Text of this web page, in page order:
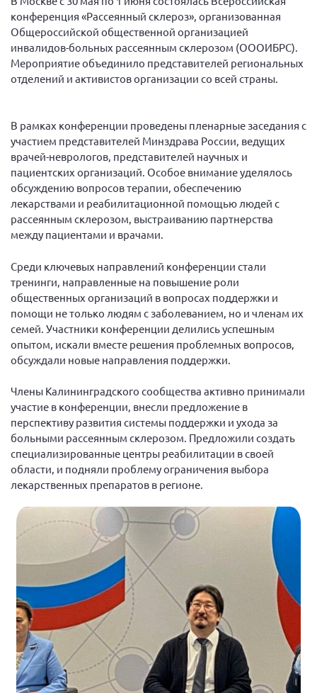
Отдел международных отношений
Вице-президент Черненко Д.Е.
Вице-президент Валюх М.В.
Вице-президент Чернова А.В.
Вице-президент Груба Л.В.
Главный бухгалтер Жаворонкова Г.М.
Конференция ОООИБРС 2026
Конференция ОООИБРС 2025
Экспертный совет ОООИБРС 2025
Конференция ОООИБРС 2024
Конференция ОООИБРС 2022
Конференция ОООИБРС 2021
Конференция ВСЭ 2021
Конференция ОООИБРС 2020
Документы съездов
Первый съезд
Второй съезд
Третий съезд
Четвертый съезд
Пятый съезд
Шестой съезд
ОФ «Фонд содействия больным рассеянным
склерозом»
Новости: Казахстан
Письма и официальные ответы
Нормативно-правовые документы
Методическая литература для НКО
Публичные отчеты
Исследования, аналитика, мнения
конференция «Рассеянный склероз», организованная
Общероссийской общественной организацией
инвалидов-больных рассеянным склерозом (ОООИБРС).
Мероприятие объединило представителей региональных
отделений и активистов организации со всей страны.
В рамках конференции проведены пленарные заседания с
участием представителей Минздрава России, ведущих
врачей-неврологов, представителей научных и
пациентских организаций. Особое внимание уделялось
обсуждению вопросов терапии, обеспечению
лекарствами и реабилитационной помощью людей с
рассеянным склерозом, выстраиванию партнерства
между пациентами и врачами.
Среди ключевых направлений конференции стали
тренинги, направленные на повышение роли
общественных организаций в вопросах поддержки и
помощи не только людям с заболеванием, но и членам их
семей. Участники конференции делились успешным
опытом, искали вместе решения проблемных вопросов,
обсуждали новые направления поддержки.
Члены Калининградского сообщества активно принимали
участие в конференции, внесли предложение в
перспективу развития системы поддержки и ухода за
больными рассеянным склерозом. Предложили создать
специализированные центры реабилитации в своей
области, и подняли проблему ограничения выбора
лекарственных препаратов в регионе.